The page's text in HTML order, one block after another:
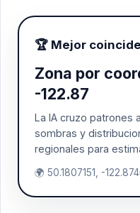
🏆 Mejor
Zona por
-122.87
La IA cruzo patrones
sombras y
regionales para
🌍 50.1807151, -